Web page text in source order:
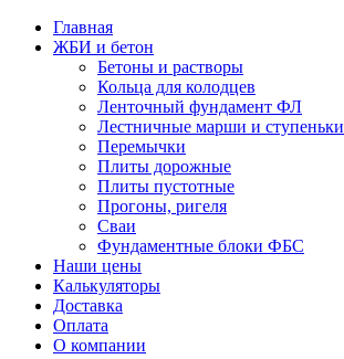
Главная
ЖБИ и бетон
Бетоны и растворы
Кольца для колодцев
Ленточный фундамент ФЛ
Лестничные марши и ступеньки
Перемычки
Плиты дорожные
Плиты пустотные
Прогоны, ригеля
Сваи
Фундаментные блоки ФБС
Наши цены
Калькуляторы
Доставка
Оплата
О компании